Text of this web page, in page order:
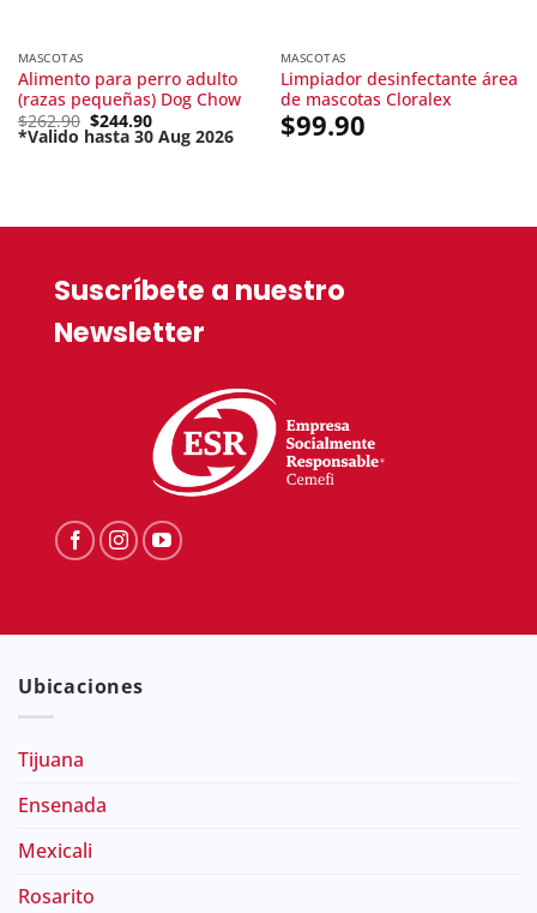
MASCOTAS
Alimento para perro adulto
(razas pequeñas) Dog Chow
$262.90 Original
price
was:
$244.90
*Valido hasta 30 Aug 2026
Current
MASCOTAS
Limpiador desinfectante área
de mascotas Cloralex
$99.90
Suscríbete a nuestro
Newsletter
Ubicaciones
Tijuana
Ensenada
Mexicali
Rosarito